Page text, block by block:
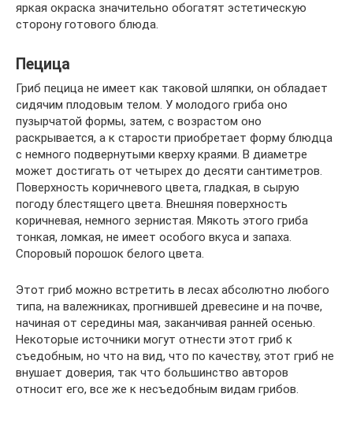
яркая окраска значительно обогатят эстетическую
сторону готового блюда.
Пецица
Гриб пецица не имеет как таковой шляпки, он обладает
сидячим плодовым телом. У молодого гриба оно
пузырчатой формы, затем, с возрастом оно
раскрывается, а к старости приобретает форму блюдца
с немного подвернутыми кверху краями. В диаметре
может достигать от четырех до десяти сантиметров.
Поверхность коричневого цвета, гладкая, в сырую
погоду блестящего цвета. Внешняя поверхность
коричневая, немного зернистая. Мякоть этого гриба
тонкая, ломкая, не имеет особого вкуса и запаха.
Споровый порошок белого цвета.
Этот гриб можно встретить в лесах абсолютно любого
типа, на валежниках, прогнившей древесине и на почве,
начиная от середины мая, заканчивая ранней осенью.
Некоторые источники могут отнести этот гриб к
съедобным, но что на вид, что по качеству, этот гриб не
внушает доверия, так что большинство авторов
относит его, все же к несъедобным видам грибов.